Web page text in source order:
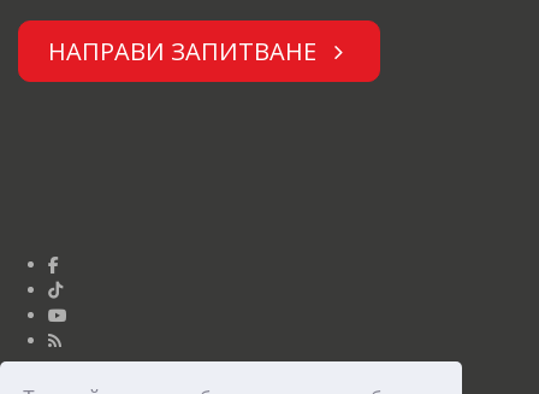
НАПРАВИ ЗАПИТВАНЕ